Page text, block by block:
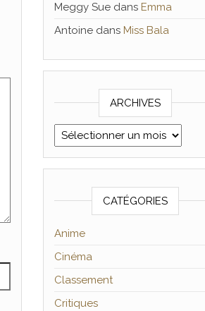
Meggy Suedans Emma
Antoinedans Miss Bala
ARCHIVES
Archives
CATÉGORIES
Anime
Cinéma
Classement
Critiques